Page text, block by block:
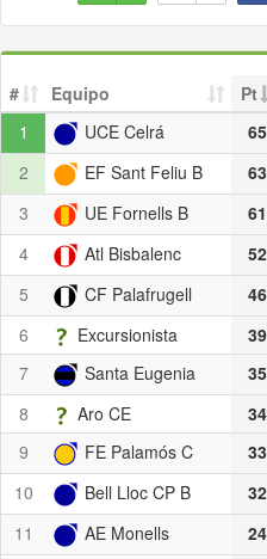
# Equipo Pt
1
UCE Celrá 65
2
EF Sant Feliu B 63
3
UE Fornells B 61
4
Atl Bisbalenc 52
5
CF Palafrugell 46
6
Excursionista 39
7
Santa Eugenia 35
8
Aro CE 34
9
FE Palamós C 33
10
Bell Lloc CP B 32
11
AE Monells 24